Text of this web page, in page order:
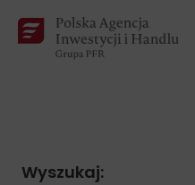
Wyszukaj: